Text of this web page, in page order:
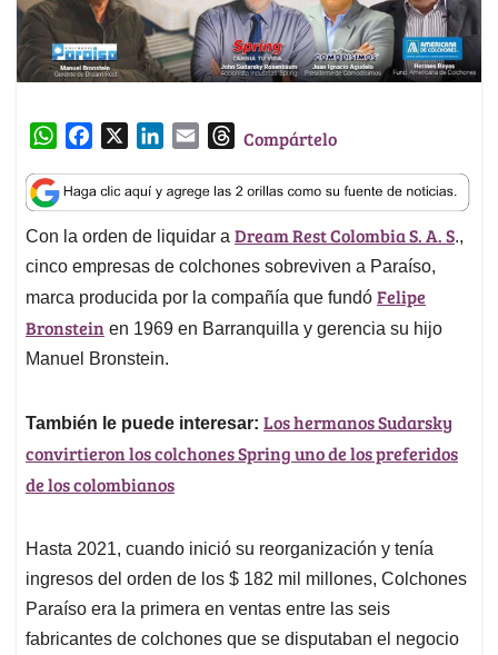
W
a
t
s
A
p
p
c
e
b
o
o
k
n
k
e
d
I
n
a
i
l
T
r
e
a
d
s
Compártelo
Con la orden de liquidar a Dream Rest Colombia S. A. S.,
cinco empresas de colchones sobreviven a Paraíso,
marca producida por la compañía que fundó Felipe
Bronstein en 1969 en Barranquilla y gerencia su hijo
Manuel Bronstein.
También le puede interesar: Los hermanos Sudarsky
convirtieron los colchones Spring uno de los preferidos
de los colombianos
Hasta 2021, cuando inició su reorganización y tenía
ingresos del orden de los $ 182 mil millones, Colchones
Paraíso era la primera en ventas entre las seis
fabricantes de colchones que se disputaban el negocio